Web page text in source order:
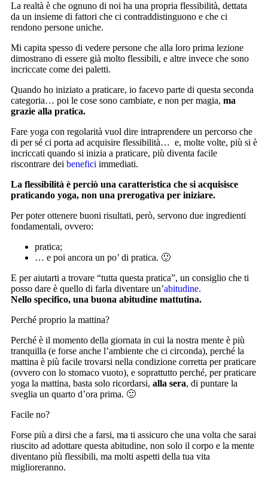
La realtà è che ognuno di noi ha una propria flessibilità, dettata
da un insieme di fattori che ci contraddistinguono e che ci
rendono persone uniche.
Mi capita spesso di vedere persone che alla loro prima lezione
dimostrano di essere già molto flessibili, e altre invece che sono
incriccate come dei paletti.
Quando ho iniziato a praticare, io facevo parte di questa seconda
categoria… poi le cose sono cambiate, e non per magia, ma
grazie alla pratica.
Fare yoga con regolarità vuol dire intraprendere un percorso che
di per sé ci porta ad acquisire flessibilità… e, molte volte, più si è
incriccati quando si inizia a praticare, più diventa facile
riscontrare dei benefici immediati.
La flessibilità è perciò una caratteristica che si acquisisce
praticando yoga, non una prerogativa per iniziare.
Per poter ottenere buoni risultati, però, servono due ingredienti
fondamentali, ovvero:
pratica;
… e poi ancora un po’ di pratica. 🙂
E per aiutarti a trovare “tutta questa pratica”, un consiglio che ti
posso dare è quello di farla diventare un’abitudine.
Nello specifico, una buona abitudine mattutina.
Perché proprio la mattina?
Perché è il momento della giornata in cui la nostra mente è più
tranquilla (e forse anche l’ambiente che ci circonda), perché la
mattina è più facile trovarsi nella condizione corretta per praticare
(ovvero con lo stomaco vuoto), e soprattutto perché, per praticare
yoga la mattina, basta solo ricordarsi, alla sera, di puntare la
sveglia un quarto d’ora prima. 🙂
Facile no?
Forse più a dirsi che a farsi, ma ti assicuro che una volta che sarai
riuscito ad adottare questa abitudine, non solo il corpo e la mente
diventano più flessibili, ma molti aspetti della tua vita
miglioreranno.